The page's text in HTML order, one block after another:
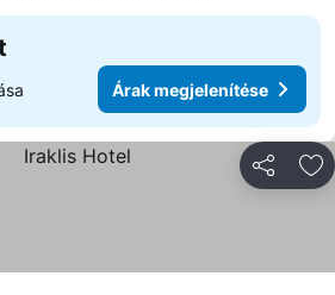
Árak megjelenítése